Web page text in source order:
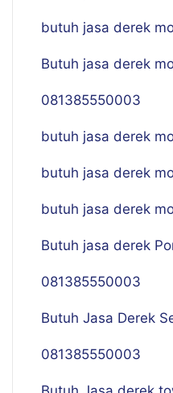
butuh jasa derek
Butuh jasa derek
081385550003
butuh jasa derek
butuh jasa derek
butuh jasa derek
Butuh jasa derek
081385550003
Butuh Jasa Derek
081385550003